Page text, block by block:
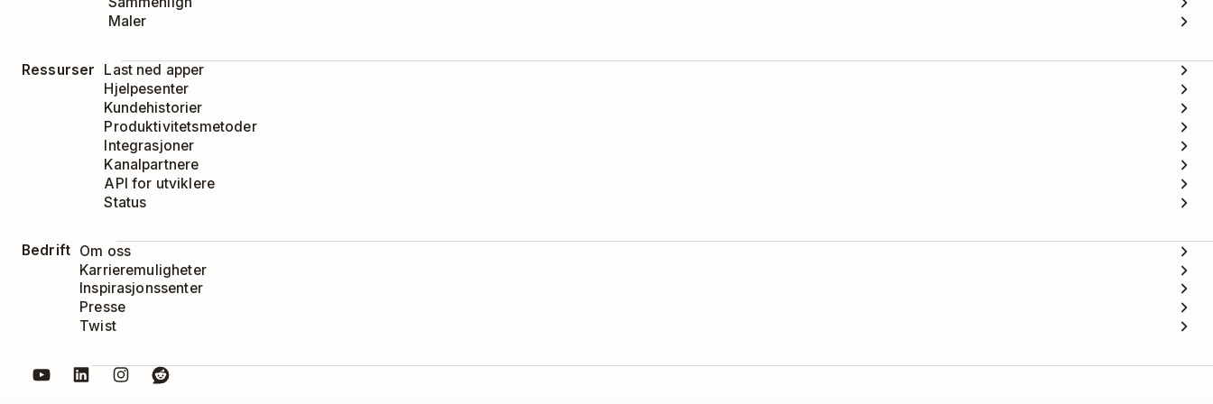
Maler
Ressurser
Last ned apper
Hjelpesenter
Kundehistorier
Produktivitetsmetoder
Integrasjoner
Kanalpartnere
API for utviklere
Status
Bedrift Om oss
Karrieremuligheter
Inspirasjonssenter
Presse
Twist